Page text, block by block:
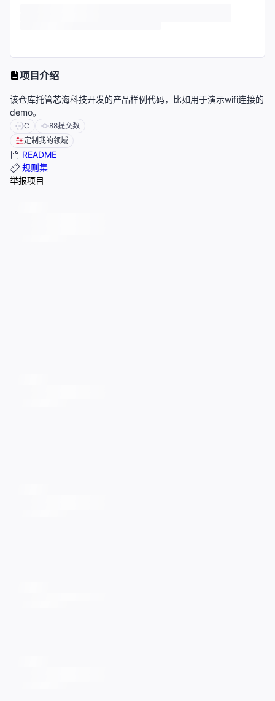
项目介绍
该仓库托管芯海科技开发的产品样例代码，比如用于演示wifi连接的
demo。
C 88提交数
定制我的领域
README
规则集
举报项目